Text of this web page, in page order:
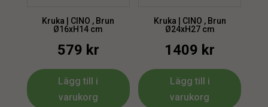
Kruka | CINO , Brun
Ø16xH14 cm
579 kr
Lägg till i
varukorg
Kruka | CINO , Brun
Ø24xH27 cm
1409 kr
Lägg till i
varukorg